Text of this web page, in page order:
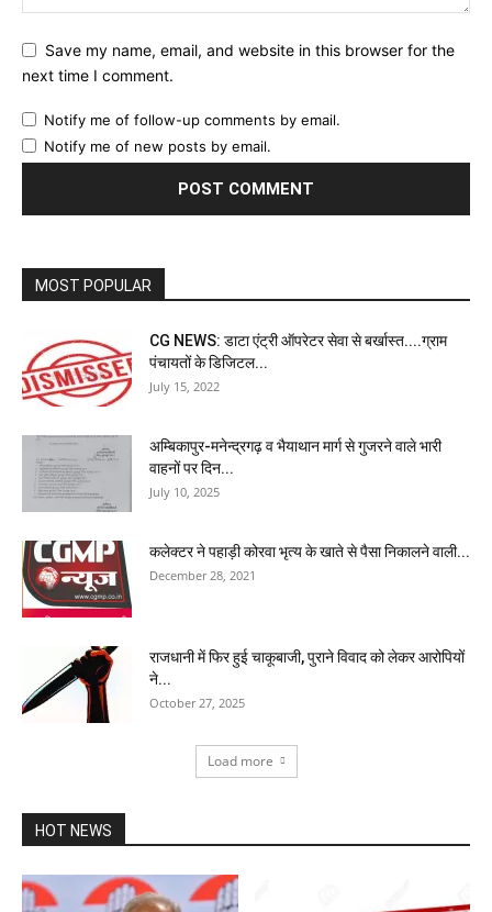
Save my name, email, and website in this browser for the
next time I comment.
Notify me of follow-up comments by email.
Notify me of new posts by email.
MOST POPULAR
CG NEWS: डाटा एंट्री ऑपरेटर सेवा से बर्खास्त....ग्राम
पंचायतों के डिजिटल...
July 15, 2022
अम्बिकापुर-मनेन्द्रगढ़ व भैयाथान मार्ग से गुजरने वाले भारी
वाहनों पर दिन...
July 10, 2025
कलेक्टर ने पहाड़ी कोरवा भृत्य के खाते से पैसा निकालने वाली...
December 28, 2021
राजधानी में फिर हुई चाकूबाजी, पुराने विवाद को लेकर आरोपियों
ने...
October 27, 2025
Load more
HOT NEWS